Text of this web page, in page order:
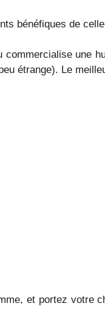
bénéfiques de
une
étrange). Le
et portez votre